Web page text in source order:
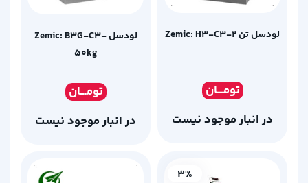
لودسل تن Zemic: H3-C3-2
تومـــان
در انبار موجود نیست
لودسل Zemic: B3G-C3-
50kg
تومـــان
در انبار موجود نیست
3%